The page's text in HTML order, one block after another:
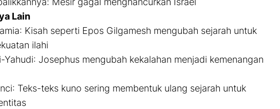
Lain
: Kisah seperti Epos Gilgamesh mengubah sejarah untuk
ilahi
Yahudi: Josephus mengubah kekalahan menjadi kemenangan
: Teks-teks kuno sering membentuk ulang sejarah untuk